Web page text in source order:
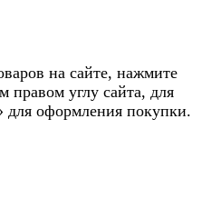
на сайте, нажмите
правом углу сайта, для
для оформления покупки.